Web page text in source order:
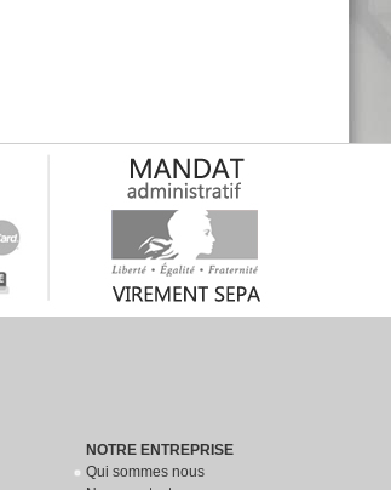
NOTRE ENTREPRISE
Qui sommes nous